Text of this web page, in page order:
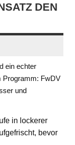
DEN
ein echter
Programm: FwDV
und
in lockerer
bevor